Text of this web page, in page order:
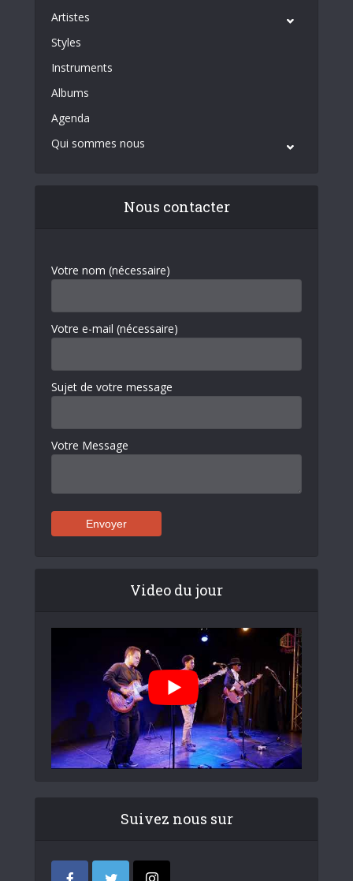
Artistes
Styles
Instruments
Albums
Agenda
Qui sommes nous
Nous contacter
Votre nom (nécessaire)
Votre e-mail (nécessaire)
Sujet de votre message
Votre Message
Video du jour
Suivez nous sur